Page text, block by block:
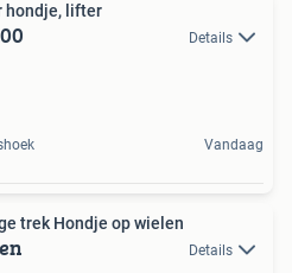
hondje, lifter
Details
Vandaag
Vintage trek Hondje op wielen
Details